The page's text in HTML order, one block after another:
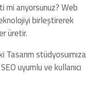
mi arıyorsunuz? Web
birleştirerek
üretir.
Tasarım stüdyosuımıza
uyumlu ve kullanıcı